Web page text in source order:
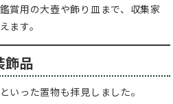
賞用の大壺や飾り皿まで、収集家
ます。
飾品
いった置物も拝見しました。